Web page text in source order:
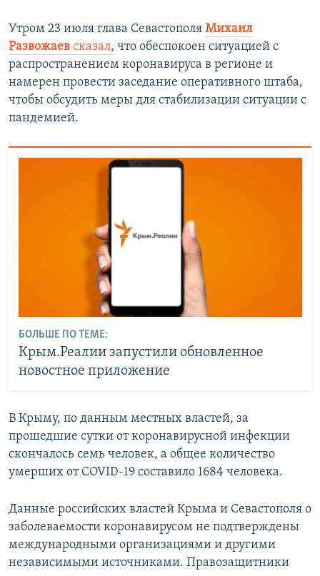
Утром 23 июля глава Севастополя Михаил
Развожаев сказал, что обеспокоен ситуацией с
распространением коронавируса в регионе и
намерен провести заседание оперативного штаба,
чтобы обсудить меры для стабилизации ситуации с
пандемией.
БОЛЬШЕ ПО ТЕМЕ:
Крым.Реалии запустили обновленное
новостное приложение
В Крыму, по данным местных властей, за
прошедшие сутки от коронавирусной инфекции
скончалось семь человек, а общее количество
умерших от COVID-19 составило 1684 человека.
Данные российских властей Крыма и Севастополя о
заболеваемости коронавирусом не подтверждены
международными организациями и другими
независимыми источниками. Правозащитники